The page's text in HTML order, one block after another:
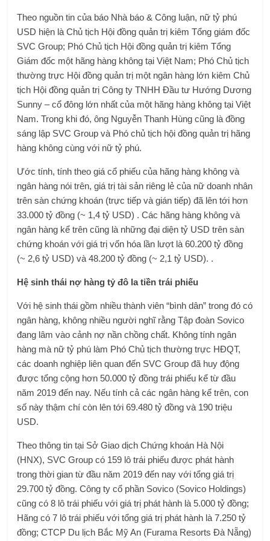
Theo nguồn tin của báo Nhà báo & Công luận, nữ tỷ phú
USD hiện là Chủ tịch Hội đồng quản trị kiêm Tổng giám đốc
SVC Group; Phó Chủ tịch Hội đồng quản trị kiêm Tổng
Giám đốc một hãng hàng không tại Việt Nam; Phó Chủ tịch
thường trực Hội đồng quản trị một ngân hàng lớn kiêm Chủ
tịch Hội đồng quản trị Công ty TNHH Đầu tư Hướng Dương
Sunny – cổ đông lớn nhất của một hãng hàng không tại Việt
Nam. Trong khi đó, ông Nguyễn Thanh Hùng cũng là đồng
sáng lập SVC Group và Phó chủ tịch hội đồng quản trị hãng
hàng không cùng với nữ tỷ phú.
Ước tính, tính theo giá cổ phiếu của hãng hàng không và
ngân hàng nói trên, giá trị tài sản riêng lẻ của nữ doanh nhân
trên sàn chứng khoán (trực tiếp và gián tiếp) đã lên tới hơn
33.000 tỷ đồng (~ 1,4 tỷ USD) . Các hãng hàng không và
ngân hàng kể trên cũng là những đại diện tỷ USD trên sàn
chứng khoán với giá trị vốn hóa lần lượt là 60.200 tỷ đồng
(~ 2,6 tỷ USD) và 48.200 tỷ đồng (~ 2,1 tỷ USD). .
Hệ sinh thái nợ hàng tỷ đô la tiền trái phiếu
Với hệ sinh thái gồm nhiều thành viên “bình dân” trong đó có
ngân hàng, không nhiều người nghĩ rằng Tập đoàn Sovico
đang lâm vào cảnh nợ nần chồng chất. Không tính ngân
hàng mà nữ tỷ phú làm Phó Chủ tịch thường trực HĐQT,
các doanh nghiệp liên quan đến SVC Group đã huy động
được tổng cộng hơn 50.000 tỷ đồng trái phiếu kể từ đầu
năm 2019 đến nay. Nếu tính cả các ngân hàng kể trên, con
số này thậm chí còn lên tới 69.480 tỷ đồng và 190 triệu
USD.
Theo thông tin tại Sở Giao dịch Chứng khoán Hà Nội
(HNX), SVC Group có 159 lô trái phiếu được phát hành
trong thời gian từ đầu năm 2019 đến nay với tổng giá trị
29.700 tỷ đồng. Công ty cổ phần Sovico (Sovico Holdings)
cũng có 8 lô trái phiếu với giá trị phát hành là 5.000 tỷ đồng;
Hãng có 7 lô trái phiếu với tổng giá trị phát hành là 7.250 tỷ
đồng; CTCP Du lịch Bắc Mỹ An (Furama Resorts Đà Nẵng)